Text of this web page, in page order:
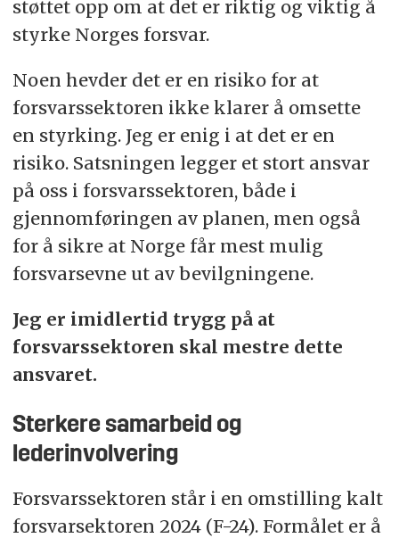
støttet opp om at det er riktig og viktig å
styrke Norges forsvar.
Noen hevder det er en risiko for at
forsvarssektoren ikke klarer å omsette
en styrking. Jeg er enig i at det er en
risiko. Satsningen legger et stort ansvar
på oss i forsvarssektoren, både i
gjennomføringen av planen, men også
for å sikre at Norge får mest mulig
forsvarsevne ut av bevilgningene.
Jeg er imidlertid trygg på at
forsvarssektoren skal mestre dette
ansvaret.
Sterkere samarbeid og
lederinvolvering
Forsvarssektoren står i en omstilling kalt
forsvarsektoren 2024 (F-24). Formålet er å